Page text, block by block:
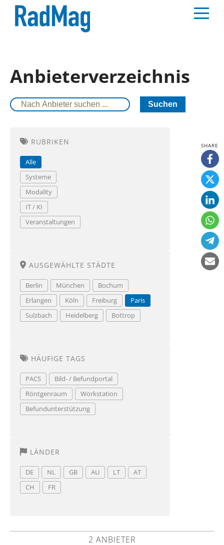
Anbieterverzeichnis
Suchen
RUBRIKEN
Alle
Systeme
Modality
IT / KI
Veranstaltungen
AUSGEWÄHLTE STÄDTE
Berlin München
Bochum
Erlangen
Köln Freiburg
Paris
Sulzbach
Heidelberg Bottrop
HÄUFIGE TAGS
PACS
Bild- / Befundportal
Röntgenraum
Workstation
Befundunterstützung
LÄNDER
DE NL GB AU LT
AT
CH
FR
2 ANBIETER